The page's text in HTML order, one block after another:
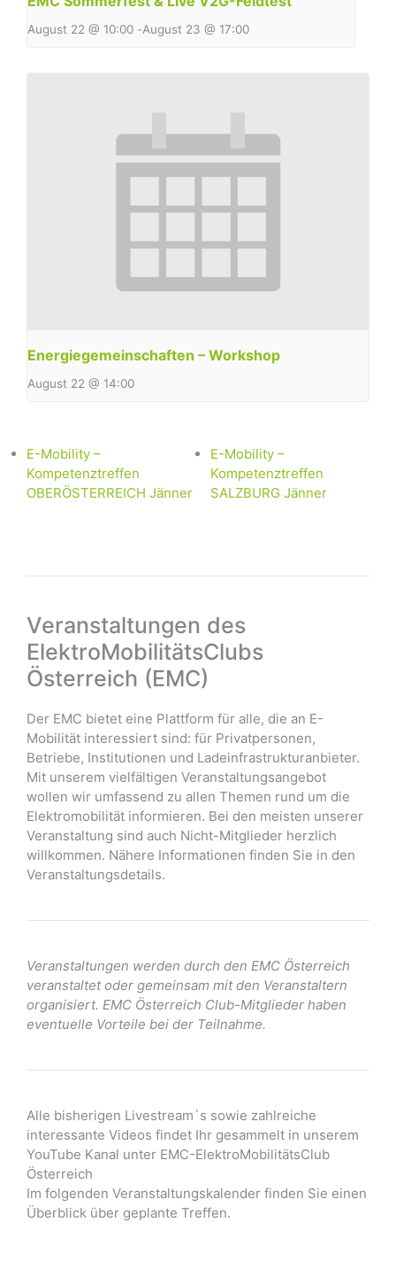
August 22 @ 10:00 -August 23 @ 17:00
Energiegemeinschaften – Workshop
August 22 @ 14:00
E-Mobility –
Kompetenztreffen
OBERÖSTERREICH Jänner
E-Mobility –
Kompetenztreffen
SALZBURG Jänner
Veranstaltungen des
ElektroMobilitätsClubs
Österreich (EMC)
Der EMC bietet eine Plattform für alle, die an E-
Mobilität interessiert sind: für Privatpersonen,
Betriebe, Institutionen und Ladeinfrastrukturanbieter.
Mit unserem vielfältigen Veranstaltungsangebot
wollen wir umfassend zu allen Themen rund um die
Elektromobilität informieren. Bei den meisten unserer
Veranstaltung sind auch Nicht-Mitglieder herzlich
willkommen. Nähere Informationen finden Sie in den
Veranstaltungsdetails.
Veranstaltungen werden durch den EMC Österreich
veranstaltet oder gemeinsam mit den Veranstaltern
organisiert. EMC Österreich Club-Mitglieder haben
eventuelle Vorteile bei der Teilnahme.
Alle bisherigen Livestream`s sowie zahlreiche
interessante Videos findet Ihr gesammelt in unserem
YouTube Kanal unter EMC-ElektroMobilitätsClub
Österreich
Im folgenden Veranstaltungskalender finden Sie einen
Überblick über geplante Treffen.